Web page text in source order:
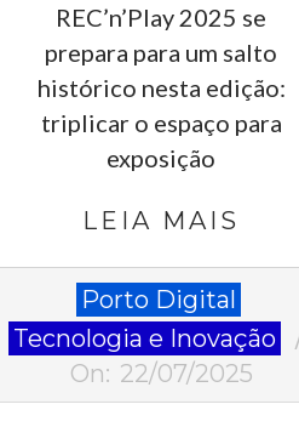
REC’n’Play 2025 se
prepara para um salto
histórico nesta edição:
triplicar o espaço para
exposição
LEIA MAIS
07-
22
Porto Digital
Tecnologia e Inovação
On: 22/07/2025